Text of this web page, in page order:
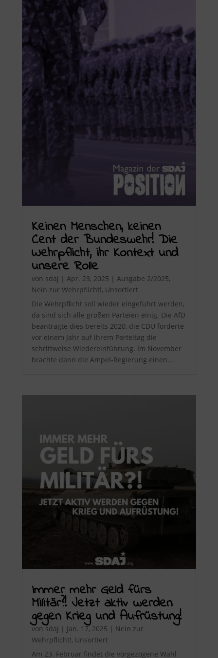
Keinen Menschen, keinen
Cent der Bundeswehr! Die
Wehrpflicht, ihr Kontext und
unsere Rolle
von sdaj | Apr. 23, 2025 | Ausgabe 2/2025,
Nein zur Wehrpflicht!, Unsortiert
Die Wehrpflicht soll wieder eingeführt werden,
da sind sich alle großen Parteien einig. Die AfD
beantragte dies bereits 2020, die CDU forderte
vor einem Jahr auf ihrem Parteitag die
schrittweise Wiedereinführung. Im November
brachte dann die Ampel-Regierung einen...
Immer mehr Geld fürs
Militär?! Jetzt aktiv werden
gegen Krieg und Aufrüstung!
von sdaj | Jan. 17, 2025 | Nein zur
Wehrpflicht!, Unsortiert
Am 23. Februar findet die vorgezogene Wahl